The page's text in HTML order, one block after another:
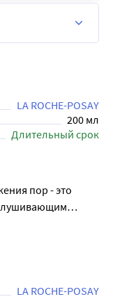
LA ROCHE-POSAY
200 мл
Длительный срок
пор - это
с прыщами,
активными
жир,
оставляя
LA ROCHE-POSAY